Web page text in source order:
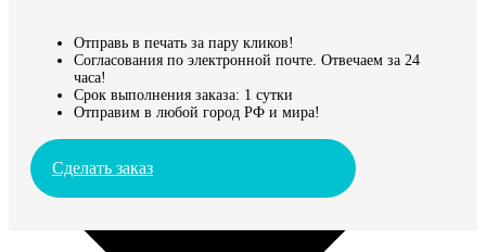
Отправь в печать за пару кликов!
Согласования по электронной почте. Отвечаем за 24
часа!
Срок выполнения заказа: 1 сутки
Отправим в любой город РФ и мира!
Сделать заказ